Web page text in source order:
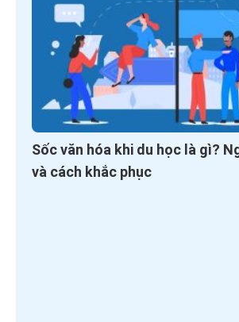
Sốc văn hóa khi du học là gì?
và cách khắc phục